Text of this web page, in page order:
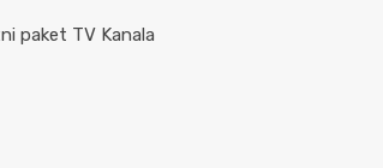
paket TV Kanala